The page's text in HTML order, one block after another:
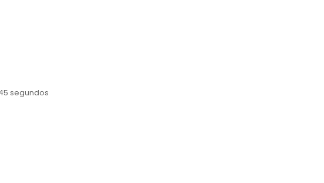
segundos